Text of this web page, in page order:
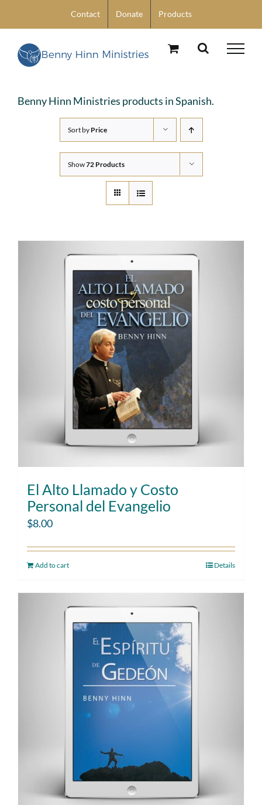
content
Contact Donate Products
Benny Hinn Ministries products in Spanish.
Sort by Price
Show72 Products
El Alto Llamado y Costo
Personal del Evangelio
$8.00
Add to cart Details